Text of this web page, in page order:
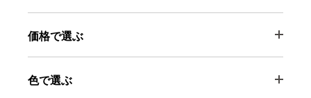
価格で選ぶ
色で選ぶ